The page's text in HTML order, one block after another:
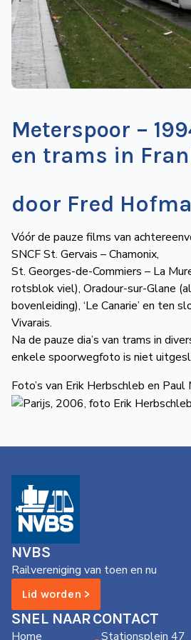
de
NVBS
Wegwijzer
Mijn
NVBS
Meterspoor –
en trams in
door Fred
Vóór de pauze films van
SNCF St. Gervais – Chamonix,
St. Georges-de-Commiers – La
rotsblok viel), Oradour-sur-Glane
bovenleiding), ‘Le Canarie’ en ten
Vivarais.
Na de pauze dia’s van trams in
enkele spoorwegfoto is niet
Foto’s van Erik Herbschleb en Paul
NVBS
Railvereniging van toen en nu
Lid worden >
SNEL NAAR
Home
CONTACT
Stationsplein 47